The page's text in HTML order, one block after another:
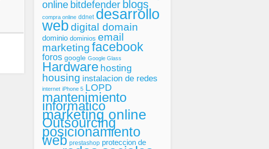
online bitdefender blogs
compra online ddnet desarrollo
web digital domain
dominio dominios email
marketing facebook
foros google Google Glass
Hardware hosting
housing instalacion de redes
internet iPhone 5 LOPD
mantenimiento
informatico
marketing online
Outsourcing
posicionamiento
web prestashop proteccion de